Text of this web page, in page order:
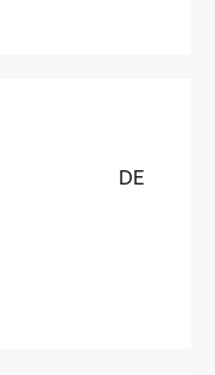
DE